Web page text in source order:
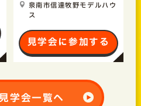
泉南市信達牧野モデルハウ
ス
見学会に参加する
学会一覧へ